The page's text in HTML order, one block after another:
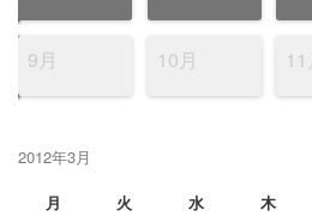
9月 10月 11
2012年3月
月
火 水 木